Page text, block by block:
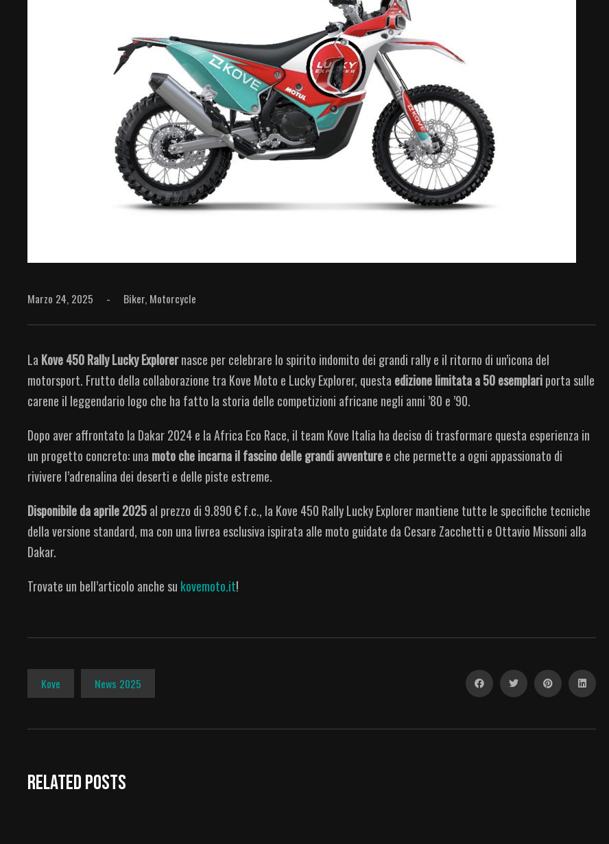
Marzo 24, 2025 Biker, Motorcycle
La Kove 450 Rally Lucky Explorernasce per celebrare lo spirito indomito dei grandi rally e il ritorno di un’icona del
motorsport. Frutto della collaborazione tra Kove Moto e Lucky Explorer, questa edizione limitata a 50 esemplariporta sulle
carene il leggendario logo che ha fatto la storia delle competizioni africane negli anni ’80 e ’90.
Dopo aver affrontato la Dakar 2024 e la Africa Eco Race, il team Kove Italia ha deciso di trasformare questa esperienza in
un progetto concreto: una moto che incarna il fascino delle grandi avventuree che permette a ogni appassionato di
rivivere l’adrenalina dei deserti e delle piste estreme.
Disponibile da aprile 2025al prezzo di 9.890 € f.c., la Kove 450 Rally Lucky Explorer mantiene tutte le specifiche tecniche
della versione standard, ma con una livrea esclusiva ispirata alle moto guidate da Cesare Zacchetti e Ottavio Missoni alla
Dakar.
Trovate un bell’articolo anche su kovemoto.it!
Kove News 2025
RELATED POSTS